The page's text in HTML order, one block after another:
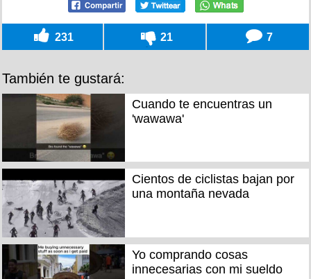
231 21 7
También te gustará:
Cuando te encuentras un
'wawawa'
Cientos de ciclistas bajan por
una montaña nevada
Yo comprando cosas
innecesarias con mi sueldo